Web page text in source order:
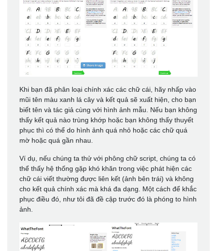
Khi bạn đã phân loại chính xác các chữ cái, hãy nhấp vào
mũi tên màu xanh lá cây và kết quả sẽ xuất hiện, cho bạn
biết tên và tác giả cùng với hình ảnh mẫu. Nếu bạn không
thấy kết quả nào trùng khớp hoặc bạn không thấy thuyết
phục thì có thể do hình ảnh quá nhỏ hoặc các chữ quá
mờ hoặc quá gần nhau.
Ví dụ, nếu chúng ta thử với phông chữ script, chúng ta có
thể thấy hệ thống gặp khó khăn trong việc phát hiện các
chữ cái viết thường được liên kết (ảnh bên trái) và không
cho kết quả chính xác mà khá đa dạng. Một cách để khắc
phục điều đó, như tôi đã đề cập trước đó là phóng to hình
ảnh.